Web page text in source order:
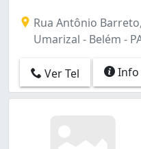
Rua Antônio
Umarizal - Belém -
Ver Tel Info